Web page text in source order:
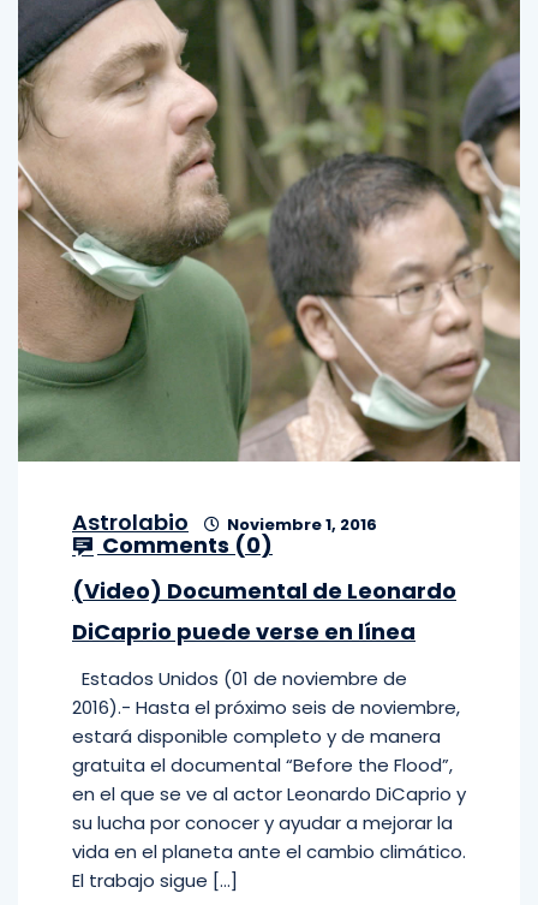
Astrolabio Noviembre 1, 2016
Comments (0)
(Video) Documental de Leonardo
DiCaprio puede verse en línea
Estados Unidos (01 de noviembre de
2016).- Hasta el próximo seis de noviembre,
estará disponible completo y de manera
gratuita el documental “Before the Flood”,
en el que se ve al actor Leonardo DiCaprio y
su lucha por conocer y ayudar a mejorar la
vida en el planeta ante el cambio climático.
El trabajo sigue […]